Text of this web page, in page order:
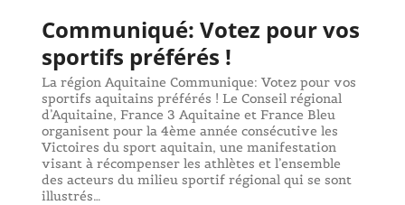
Communiqué: Votez pour vos
sportifs préférés !
La région Aquitaine Communique: Votez pour vos
sportifs aquitains préférés ! Le Conseil régional
d’Aquitaine, France 3 Aquitaine et France Bleu
organisent pour la 4ème année consécutive les
Victoires du sport aquitain, une manifestation
visant à récompenser les athlètes et l’ensemble
des acteurs du milieu sportif régional qui se sont
illustrés…